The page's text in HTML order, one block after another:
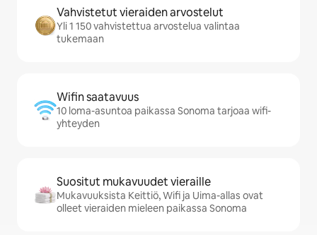
Vahvistetut vieraiden arvostelut
Yli 1 150 vahvistettua arvostelua valintaa
tukemaan
Wifin saatavuus
10 loma-asuntoa paikassa Sonoma tarjoaa wifi-
yhteyden
Suositut mukavuudet vieraille
Mukavuuksista Keittiö, Wifi ja Uima-allas ovat
olleet vieraiden mieleen paikassa Sonoma